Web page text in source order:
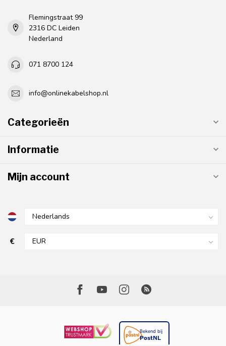
Flemingstraat 99
2316 DC Leiden
Nederland
071 8700 124
info@onlinekabelshop.nl
Categorieën
Informatie
Mijn account
€